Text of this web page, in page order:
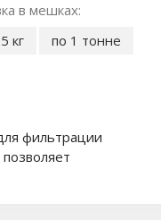
в мешках:
кг
по 1 тонне
фильтрации